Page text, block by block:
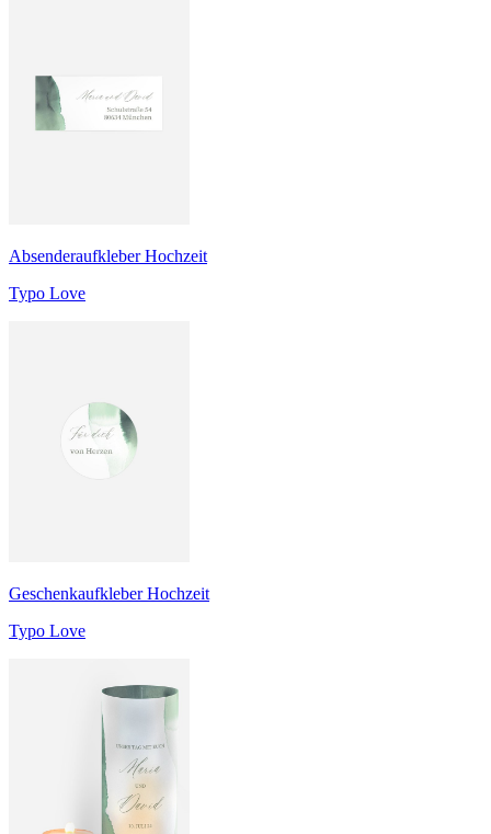
Absenderaufkleber Hochzeit
Typo Love
Geschenkaufkleber Hochzeit
Typo Love